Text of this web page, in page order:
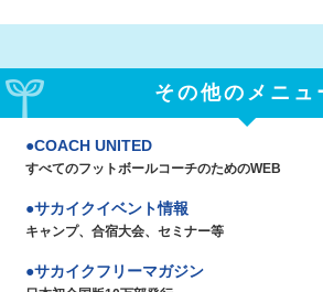
その他のメニュ
COACH UNITED
すべてのフットボールコーチのためのWEB
サカイクイベント情報
キャンプ、合宿大会、セミナー等
サカイクフリーマガジン